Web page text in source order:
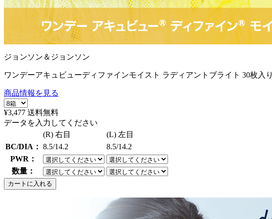
ジョンソン＆ジョンソン
ワンデーアキュビューディファインモイスト ラディアントブライト 30枚入り
商品情報を見る
¥3,477 送料無料
データを入力してください
(R) 右目
(L) 左目
BC/DIA： 8.5/14.2
8.5/14.2
PWR：
数量：
カートに入れる